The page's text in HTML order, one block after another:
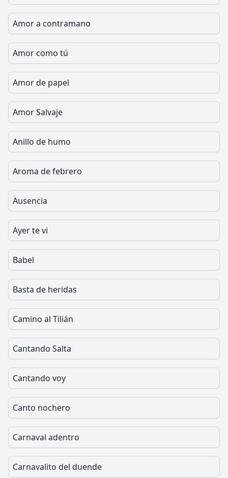
Amor a contramano
Amor como tú
Amor de papel
Amor Salvaje
Anillo de humo
Aroma de febrero
Ausencia
Ayer te vi
Babel
Basta de heridas
Camino al Tilián
Cantando Salta
Cantando voy
Canto nochero
Carnaval adentro
Carnavalito del duende